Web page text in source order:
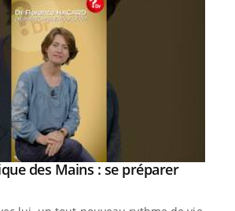
des Mains : se préparer